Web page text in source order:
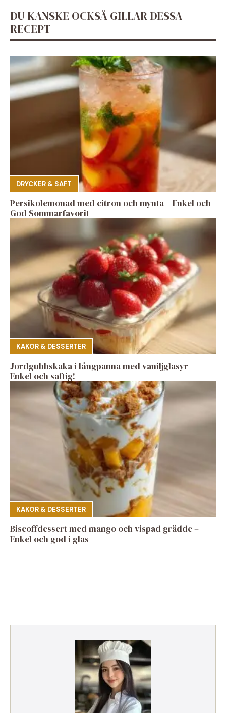
DU KANSKE OCKSÅ GILLAR DESSA
RECEPT
DRYCKER & SAFT
Persikolemonad med citron och mynta – Enkel och
God Sommarfavorit
KAKOR & DESSERTER
Jordgubbskaka i långpanna med vaniljglasyr –
Enkel och saftig!
KAKOR & DESSERTER
Biscoffdessert med mango och vispad grädde –
Enkel och god i glas